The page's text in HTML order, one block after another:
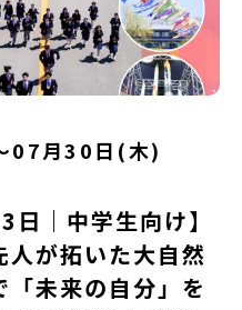
付け」体験ワークショップ
しもう！BBQ」 -BBQづく
ちと交流・対話＜２日目＞
クショップ」 -ゲスト講師によ
※天候の状況や参加人数によ
います。参加概要【開催場
実施日程】7月4日（土）〜7
6月5日（金） 18:30～20:00に
ご案内する予定です。必ず参
】7月4日(土) 12：00 JR有田
便で手配ください。【解散場
田駅【対象】中学2年生、中
西松浦郡有田町）※地域みらい
し、地域の枠を超えて学校生活
できるプログラムです。はじ
タッフがしっかりとサポート
海道平取町（びらとりちょ
びらとりちょう）。壮大な自
町として広く知られていま
アイヌ語「ピラ・ウトゥル」
けられました。見上げるほど
りだけ）」の景色は絶景！日
花畑や、和牛がのんびりと過
こともある、ヤマメやニジマ
の地域では見ることのできな
ができます。さらに、源義経
とされている地域で、義経を
07月30日(木)
｜中学生向け】
人が拓いた大自然
未来の自分」を